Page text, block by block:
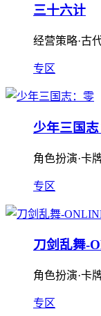
三十六计
经营策略·古
专区
少年三国
角色扮演·卡
专区
刀剑乱舞-
角色扮演·卡
专区